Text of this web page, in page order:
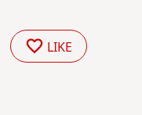
LIKE